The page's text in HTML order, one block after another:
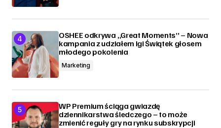
OSHEE odkrywa „Great Moments” – Nowa
kampania z udziałem Igi Świątek głosem
młodego pokolenia
Marketing
WP Premium ściąga gwiazdę
dziennikarstwa śledczego – to może
zmienić reguły gry na rynku subskrypcji